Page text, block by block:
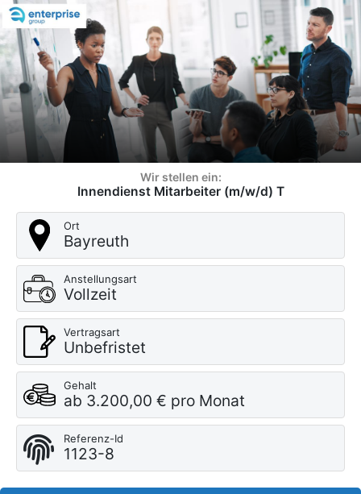
Wir stellen ein:
Innendienst Mitarbeiter (m/w/d) T
Ort
Bayreuth
Anstellungsart
Vollzeit
Vertragsart
Unbefristet
Gehalt
ab 3.200,00 € pro Monat
Referenz-Id
1123-8